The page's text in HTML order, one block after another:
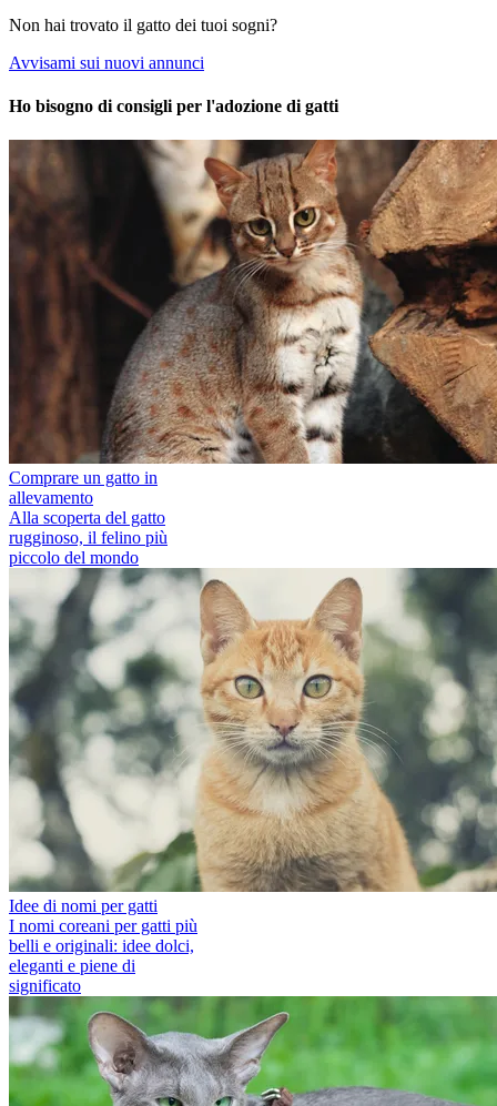
Non hai trovato il gatto dei tuoi sogni?
Avvisami sui nuovi annunci
Ho bisogno di consigli per l'adozione di gatti
Comprare un gatto in
allevamento
Alla scoperta del gatto
rugginoso, il felino più
piccolo del mondo
Idee di nomi per gatti
I nomi coreani per gatti più
belli e originali: idee dolci,
eleganti e piene di
significato